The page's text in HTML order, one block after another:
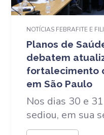
NOTÍCIAS FEBRAFITE E
Planos de
debatem
fortalecimento
em São Paulo
Nos dias 30 e
sediou, em sua